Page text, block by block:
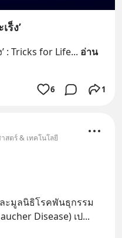
ร็ง’
: Tricks for Life... อ่าน
6 1
สตร์ & เทคโนโลยี
Disease) เป